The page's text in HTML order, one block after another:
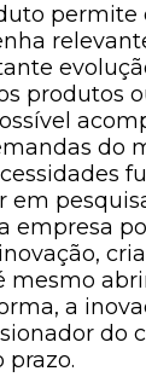
permite
produtos
do
em
empresa
mesmo
a
do
prazo.